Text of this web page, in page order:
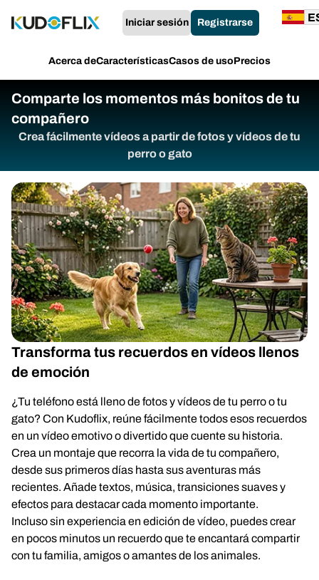
Acerca deCaracterísticasCasos de usoPrecios
Iniciar sesión Registrarse
Comparte los momentos más bonitos de tu
compañero
Crea fácilmente vídeos a partir de fotos y vídeos de tu
perro o gato
Transforma tus recuerdos en vídeos llenos
de emoción
¿Tu teléfono está lleno de fotos y vídeos de tu perro o tu
gato? Con Kudoflix, reúne fácilmente todos esos recuerdos
en un vídeo emotivo o divertido que cuente su historia.
Crea un montaje que recorra la vida de tu compañero,
desde sus primeros días hasta sus aventuras más
recientes. Añade textos, música, transiciones suaves y
efectos para destacar cada momento importante.
Incluso sin experiencia en edición de vídeo, puedes crear
en pocos minutos un recuerdo que te encantará compartir
con tu familia, amigos o amantes de los animales.